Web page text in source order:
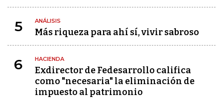
5 ANÁLISIS
Más riqueza para ahí sí, vivir sabroso
6 HACIENDA
Exdirector de Fedesarrollo califica
como "necesaria" la eliminación de
impuesto al patrimonio